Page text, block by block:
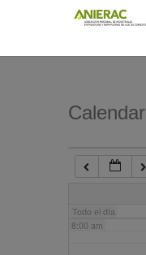
Calendar
Todo el día
7:00 am
8:00 am